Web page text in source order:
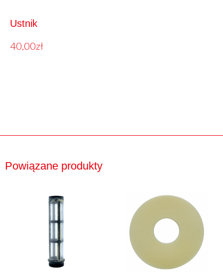
Ustnik
40,00zł
Powiązane produkty